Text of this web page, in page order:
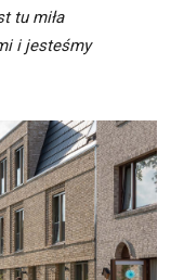
tu miła
i jesteśmy